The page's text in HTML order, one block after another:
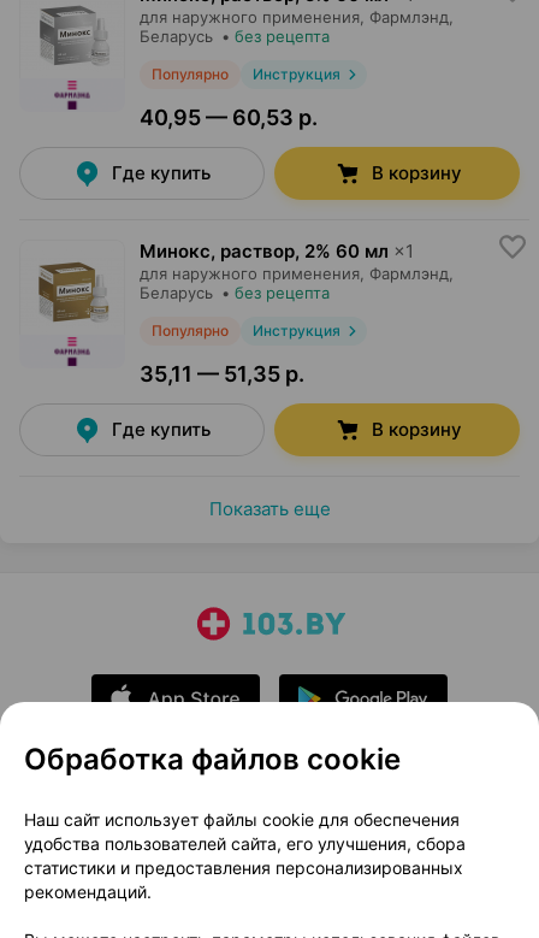
для наружного применения, Фармлэнд
Беларусь • без рецепта
Популярно Инструкция
40,95 — 60,53 р.
Где купить В корзину
Минокс, раствор, 2% 60 мл ×1
для наружного применения, Фармлэнд
Беларусь • без рецепта
Популярно Инструкция
35,11 — 51,35 р.
Где купить В корзину
Показать еще
О проекте
Новости проекта
Размещение рекламы
Медицинский маркетинг
Публичный договор
Доставка
Обработка файлов cookie
Наш сайт использует файлы cookie для обеспечения
удобства пользователей сайта, его улучшения, сбора
статистики и предоставления персонализированных
рекомендаций.